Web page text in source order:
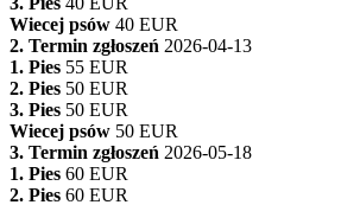
Wiecej psów 40 EUR
2. Termin zgłoszeń 2026-04-13
1. Pies 55 EUR
2. Pies 50 EUR
3. Pies 50 EUR
Wiecej psów 50 EUR
3. Termin zgłoszeń 2026-05-18
1. Pies 60 EUR
2. Pies 60 EUR